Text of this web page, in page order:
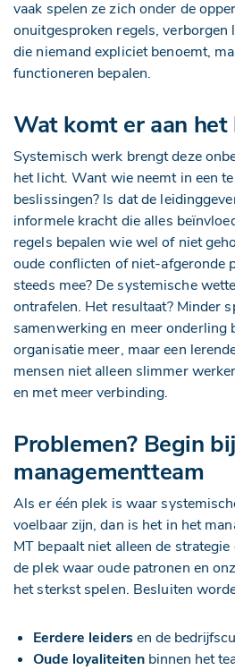
vaak spelen ze zich onder de
onuitgesproken regels, verborgen
die niemand expliciet benoemt,
functioneren bepalen.
Wat komt er aan het
Systemisch werk brengt deze
het licht. Want wie neemt in een
beslissingen? Is dat de
informele kracht die alles
regels bepalen wie wel of niet
oude conflicten of niet-afgeronde
steeds mee? De systemische
ontrafelen. Het resultaat? Minder
samenwerking en meer onderling
organisatie meer, maar een
mensen niet alleen slimmer
en met meer verbinding.
Problemen? Begin
managementteam
Als er één plek is waar
voelbaar zijn, dan is het in het
MT bepaalt niet alleen de
de plek waar oude patronen en
het sterkst spelen. Besluiten
Eerdere leidersen de
Oude loyaliteiten binnen het